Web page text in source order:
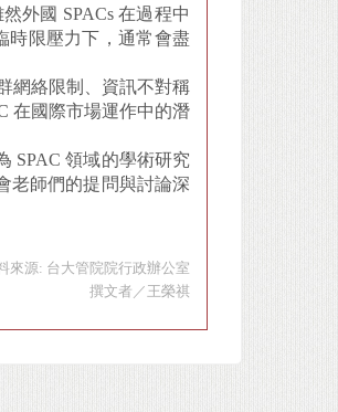
外國 SPACs 在過程中
時限壓力下，通常會盡
網絡限制、資訊不對稱
在國際市場運作中的潛
SPAC 領域的學術研究
老師們的提問與討論深
來源: 台大管院院行政辦公室
撰文者／王榮祺